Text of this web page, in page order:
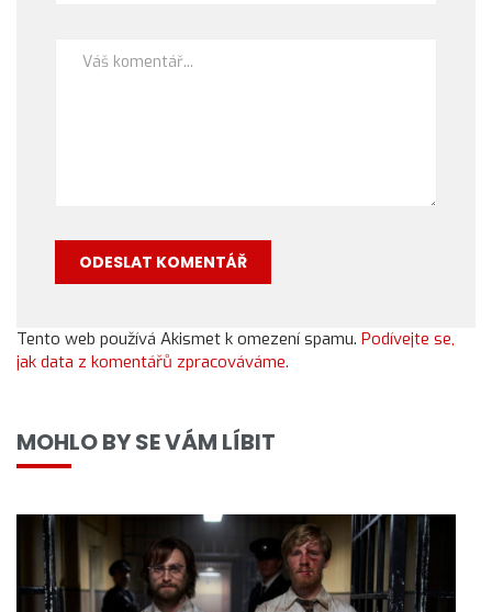
Tento web používá Akismet k omezení spamu. Podívejte se,
jak data z komentářů zpracováváme.
MOHLO BY SE VÁM LÍBIT